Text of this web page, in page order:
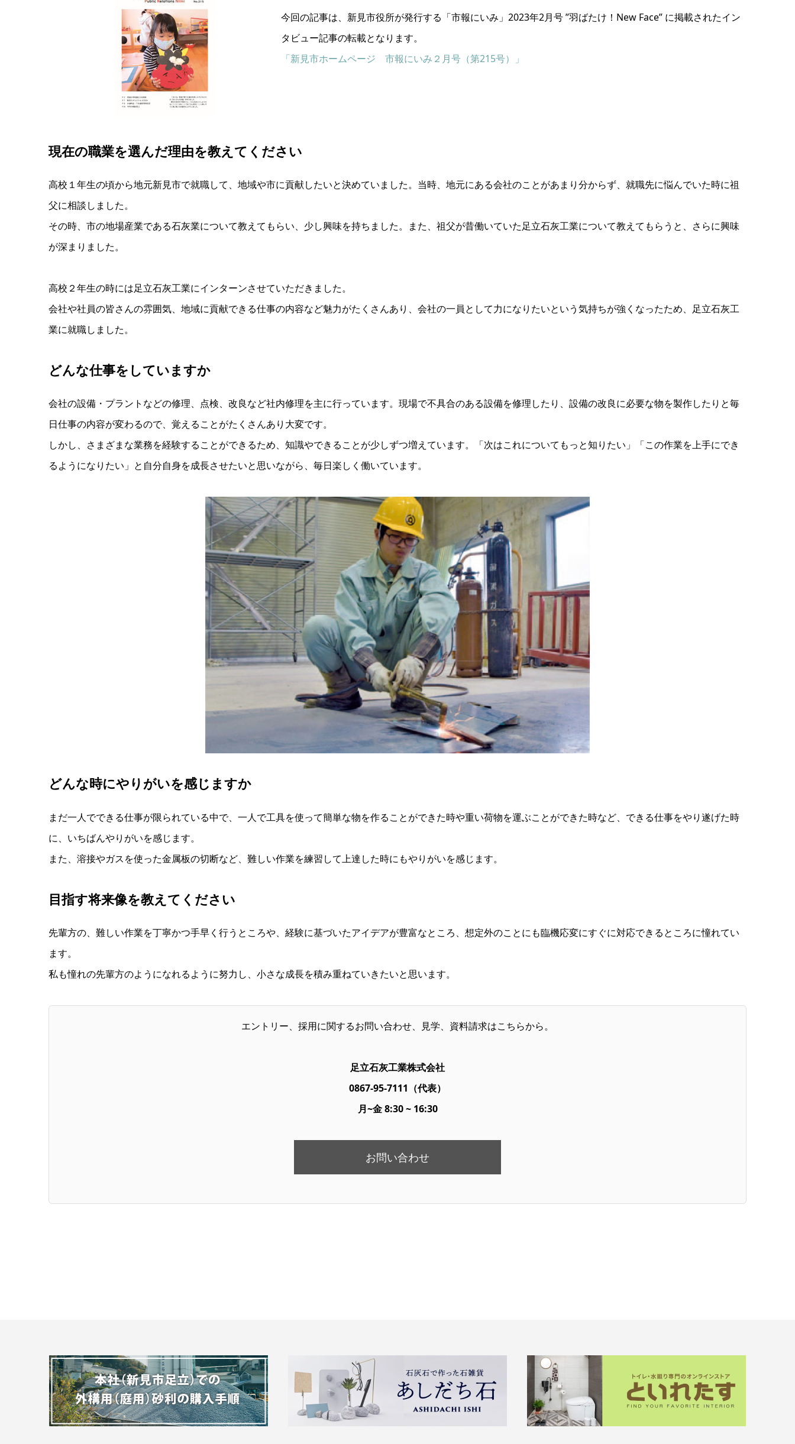
今回の記事は、新見市役所が発行する「市報にいみ」2023年2月号 ”羽ばたけ！New Face” に掲載されたイン
タビュー記事の転載となります。
「新見市ホームページ 市報にいみ２月号（第215号）」
現在の職業を選んだ理由を教えてください
高校１年生の頃から地元新見市で就職して、地域や市に貢献したいと決めていました。当時、地元にある会社のことがあまり分からず、就職先に悩んでいた時に祖
父に相談しました。
その時、市の地場産業である石灰業について教えてもらい、少し興味を持ちました。また、祖父が昔働いていた足立石灰工業について教えてもらうと、さらに興味
が深まりました。
高校２年生の時には足立石灰工業にインターンさせていただきました。
会社や社員の皆さんの雰囲気、地域に貢献できる仕事の内容など魅力がたくさんあり、会社の一員として力になりたいという気持ちが強くなったため、足立石灰工
業に就職しました。
どんな仕事をしていますか
会社の設備・プラントなどの修理、点検、改良など社内修理を主に行っています。現場で不具合のある設備を修理したり、設備の改良に必要な物を製作したりと毎
日仕事の内容が変わるので、覚えることがたくさんあり大変です。
しかし、さまざまな業務を経験することができるため、知識やできることが少しずつ増えています。「次はこれについてもっと知りたい」「この作業を上手にでき
るようになりたい」と自分自身を成長させたいと思いながら、毎日楽しく働いています。
どんな時にやりがいを感じますか
まだ一人でできる仕事が限られている中で、一人で工具を使って簡単な物を作ることができた時や重い荷物を運ぶことができた時など、できる仕事をやり遂げた時
に、いちばんやりがいを感じます。
また、溶接やガスを使った金属板の切断など、難しい作業を練習して上達した時にもやりがいを感じます。
目指す将来像を教えてください
先輩方の、難しい作業を丁寧かつ手早く行うところや、経験に基づいたアイデアが豊富なところ、想定外のことにも臨機応変にすぐに対応できるところに憧れてい
ます。
私も憧れの先輩方のようになれるように努力し、小さな成長を積み重ねていきたいと思います。
エントリー、採用に関するお問い合わせ、見学、資料請求はこちらから。
足立石灰工業株式会社
0867-95-7111（代表）
月~金 8:30 ~ 16:30
お問い合わせ